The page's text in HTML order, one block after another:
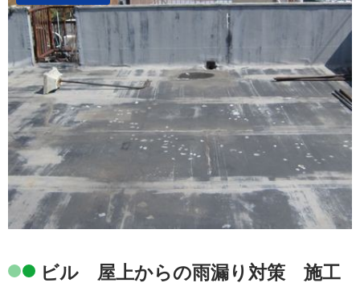
ビル 屋上からの雨漏り対策 施工